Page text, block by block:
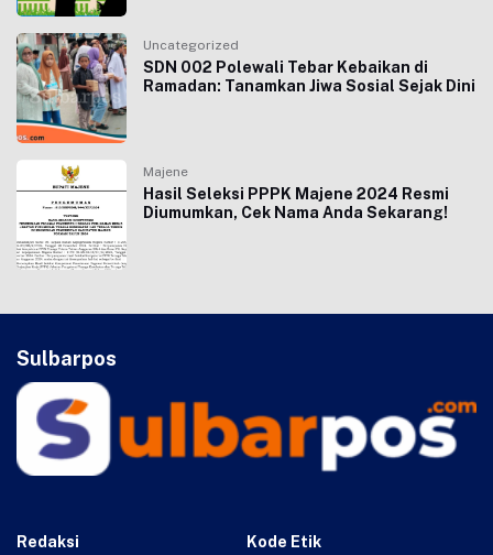
Uncategorized
SDN 002 Polewali Tebar Kebaikan di
Ramadan: Tanamkan Jiwa Sosial Sejak Dini
Majene
Hasil Seleksi PPPK Majene 2024 Resmi
Diumumkan, Cek Nama Anda Sekarang!
Sulbarpos
Redaksi Kode Etik